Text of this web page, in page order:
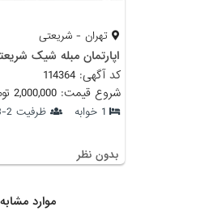
تهران - شریعتی
اپارتمان مبله شیک
کد آگهی: 114364
شروع قیمت: 2,000,000 تومان
1 خوابه ظرفیت 2-3 نفر
بدون نظر
موارد مشابه